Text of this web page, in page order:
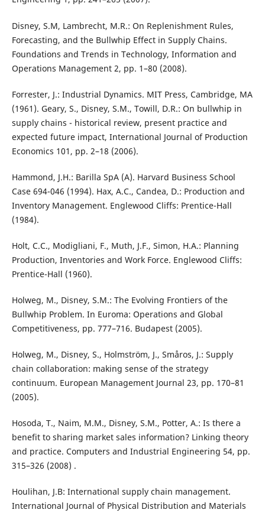
Disney, S.M, Lambrecht, M.R.: On Replenishment Rules,
Forecasting, and the Bullwhip Effect in Supply Chains.
Foundations and Trends in Technology, Information and
Operations Management 2, pp. 1–80 (2008).
Forrester, J.: Industrial Dynamics. MIT Press, Cambridge, MA
(1961). Geary, S., Disney, S.M., Towill, D.R.: On bullwhip in
supply chains - historical review, present practice and
expected future impact, International Journal of Production
Economics 101, pp. 2–18 (2006).
Hammond, J.H.: Barilla SpA (A). Harvard Business School
Case 694-046 (1994). Hax, A.C., Candea, D.: Production and
Inventory Management. Englewood Cliffs: Prentice-Hall
(1984).
Holt, C.C., Modigliani, F., Muth, J.F., Simon, H.A.: Planning
Production, Inventories and Work Force. Englewood Cliffs:
Prentice-Hall (1960).
Holweg, M., Disney, S.M.: The Evolving Frontiers of the
Bullwhip Problem. In Euroma: Operations and Global
Competitiveness, pp. 777–716. Budapest (2005).
Holweg, M., Disney, S., Holmström, J., Småros, J.: Supply
chain collaboration: making sense of the strategy
continuum. European Management Journal 23, pp. 170–81
(2005).
Hosoda, T., Naim, M.M., Disney, S.M., Potter, A.: Is there a
benefit to sharing market sales information? Linking theory
and practice. Computers and Industrial Engineering 54, pp.
315–326 (2008) .
Houlihan, J.B: International supply chain management.
International Journal of Physical Distribution and Materials